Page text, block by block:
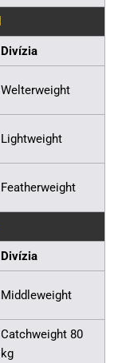
Divízia
Welterweight
Lightweight
Featherweight
Divízia
Middleweight
Catchweight 80
kg